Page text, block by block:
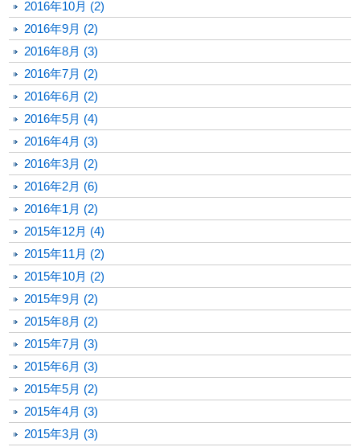
2016年10月 (2)
2016年9月 (2)
2016年8月 (3)
2016年7月 (2)
2016年6月 (2)
2016年5月 (4)
2016年4月 (3)
2016年3月 (2)
2016年2月 (6)
2016年1月 (2)
2015年12月 (4)
2015年11月 (2)
2015年10月 (2)
2015年9月 (2)
2015年8月 (2)
2015年7月 (3)
2015年6月 (3)
2015年5月 (2)
2015年4月 (3)
2015年3月 (3)